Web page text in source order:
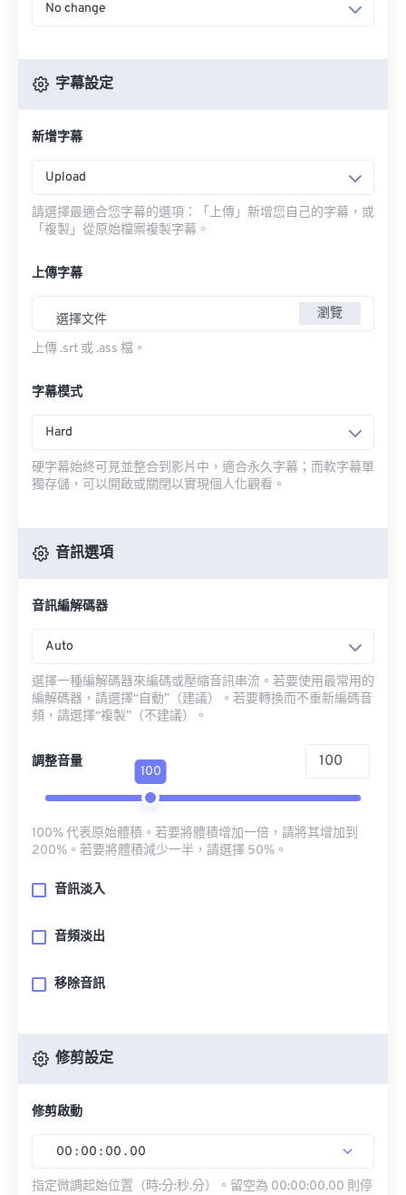
No change
字幕設定
新增字幕
Upload
請選擇最適合您字幕的選項：「上傳」新增您自己的字幕，或
「複製」從原始檔案複製字幕。
上傳字幕
選擇文件 瀏覽
上傳 .srt 或 .ass 檔。
字幕模式
Hard
硬字幕始終可見並整合到影片中，適合永久字幕；而軟字幕單
獨存儲，可以開啟或關閉以實現個人化觀看。
音訊選項
音訊編解碼器
Auto
選擇一種編解碼器來編碼或壓縮音訊串流。若要使用最常用的
編解碼器，請選擇“自動”（建議）。若要轉換而不重新編碼音
頻，請選擇“複製”（不建議）。
調整音量
100
100% 代表原始體積。若要將體積增加一倍，請將其增加到
200%。若要將體積減少一半，請選擇 50%。
音訊淡入
音頻淡出
移除音訊
修剪設定
修剪啟動
00 : 00 : 00 . 00
指定微調起始位置（時:分:秒.分）。留空為 00:00:00.00 則停